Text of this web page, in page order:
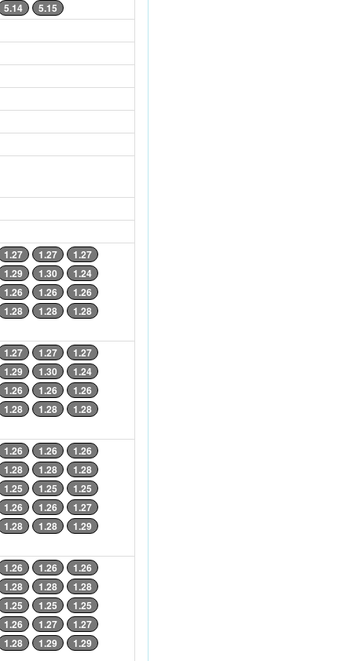
5.14 5.15
1.27 1.27
1.27
1.29
1.30
1.24
1.26
1.26
1.26
1.28
1.28 1.28
1.27 1.27
1.27
1.29
1.30
1.24
1.26
1.26
1.26
1.28
1.28 1.28
1.26 1.26
1.26
1.28
1.28
1.28
1.25
1.25
1.25
1.26
1.26
1.27
1.28
1.28 1.29
1.26 1.26
1.26
1.28
1.28
1.28
1.25
1.25
1.25
1.26
1.27
1.27
1.28
1.29 1.29